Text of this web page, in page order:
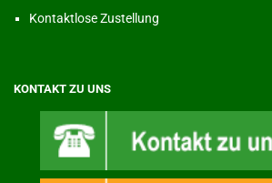
Kontaktlose Zustellung
KONTAKT ZU UNS